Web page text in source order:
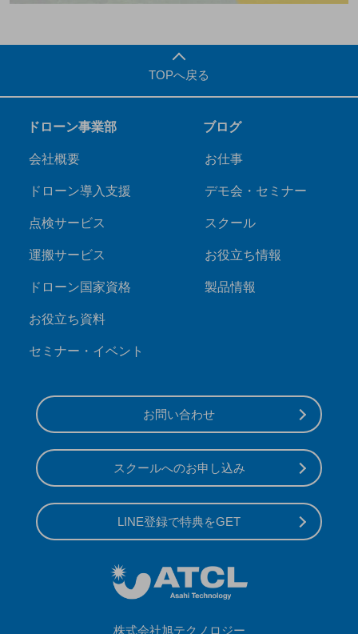
TOPへ戻る
ドローン事業部
会社概要
ドローン導入支援
点検サービス
運搬サービス
ドローン国家資格
お役立ち資料
セミナー・イベント
ブログ
お仕事
デモ会・セミナー
スクール
お役立ち情報
製品情報
お問い合わせ
スクールへのお申し込み
LINE登録で特典をGET
株式会社旭テクノロジー